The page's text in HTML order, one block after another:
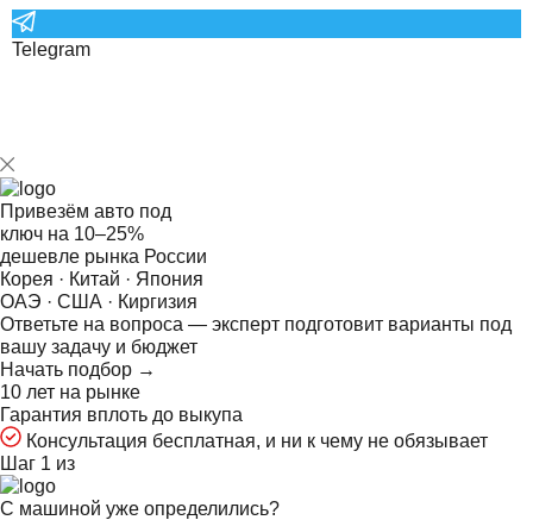
Telegram
Привезём авто под
ключ на 10–25%
дешевле рынка России
Корея · Китай · Япония
ОАЭ · США · Киргизия
Ответьте на вопроса — эксперт подготовит варианты под
вашу задачу и бюджет
Начать подбор →
10 лет на рынке
Гарантия вплоть до выкупа
Консультация бесплатная, и ни к чему не обязывает
Шаг 1 из
С машиной уже определились?